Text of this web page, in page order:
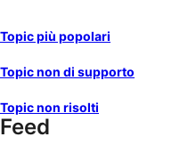
Topic più popolari
Topic non di supporto
Topic non risolti
Feed